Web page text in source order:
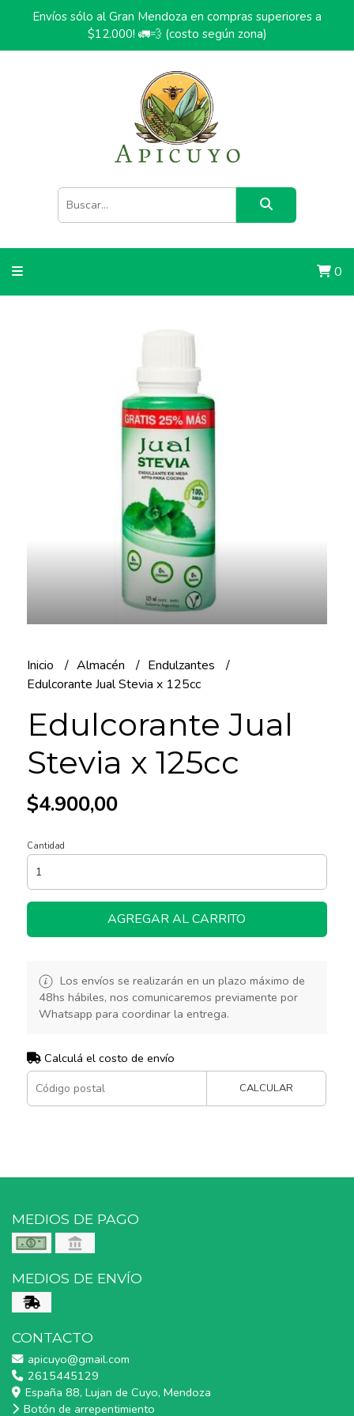
Envíos sólo al Gran Mendoza en compras superiores a
$12.000! 🚛💨 (costo según zona)
0
Inicio Almacén
Endulzantes
Edulcorante Jual Stevia x 125cc
Edulcorante Jual
Stevia x 125cc
$4.900,00
Cantidad
AGREGAR AL CARRITO
Los envíos se realizarán en un plazo máximo de
48hs hábiles, nos comunicaremos previamente por
Whatsapp para coordinar la entrega.
Calculá el costo de envío
CALCULAR
MEDIOS DE PAGO
MEDIOS DE ENVÍO
CONTACTO
apicuyo@gmail.com
2615445129
España 88, Lujan de Cuyo, Mendoza
Botón de arrepentimiento